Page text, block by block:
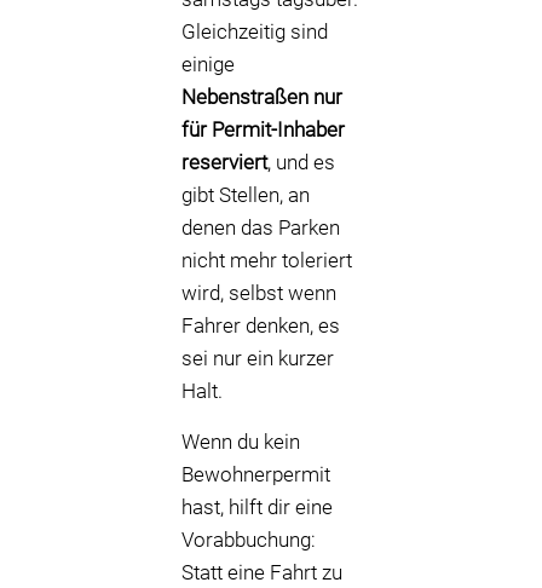
Gleichzeitig sind
einige
Nebenstraßen nur
für Permit-Inhaber
reserviert, und es
gibt Stellen, an
denen das Parken
nicht mehr toleriert
wird, selbst wenn
Fahrer denken, es
sei nur ein kurzer
Halt.
Wenn du kein
Bewohnerpermit
hast, hilft dir eine
Vorabbuchung:
Statt eine Fahrt zu